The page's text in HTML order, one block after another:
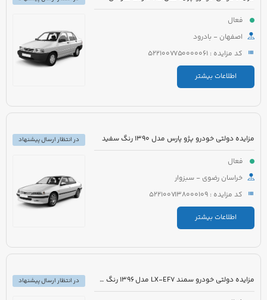
فعال
اصفهان - بادرود
کد مزایده : 5221007750000061
اطلاعات بیشتر
مزایده دولتی خودرو پژو پارس مدل 1390 رنگ سفید
فعال
خراسان رضوی - سبزوار
کد مزایده : 5221007138000109
اطلاعات بیشتر
در انتظار ارسال پیشنهاد
مزایده دولتی خودرو سمند LX-EF7 مدل 1396 رنگ سفید
در انتظار ارسال پیشنهاد